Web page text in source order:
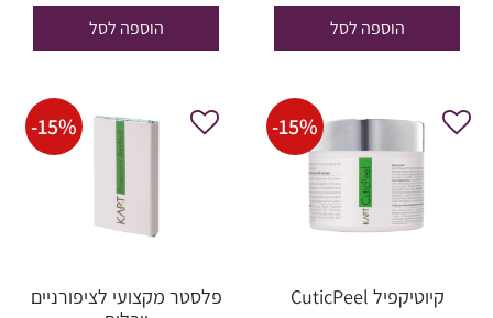
היה:
₪95.00.
הוא:
הוספה לסל
היה:
₪66.00.
הוא:
הוספה לסל
-15%
קיוטיקפיל CuticPeel
-15%
פלסטר מקצועי לציפורניים